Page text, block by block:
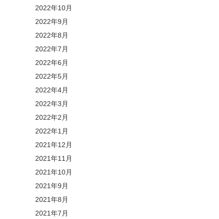
2022年10月
2022年9月
2022年8月
2022年7月
2022年6月
2022年5月
2022年4月
2022年3月
2022年2月
2022年1月
2021年12月
2021年11月
2021年10月
2021年9月
2021年8月
2021年7月